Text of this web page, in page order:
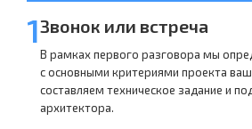
1Звонок или встреча
В рамках первого разговора мы
с основными критериями проекта
составляем техническое задание и
архитектора.